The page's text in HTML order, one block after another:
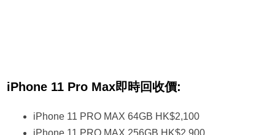
iPhone 11 Pro Max即時回收價:
iPhone 11 PRO MAX 64GB HK$2,100
iPhone 11 PRO MAX 256GB HK$2,900